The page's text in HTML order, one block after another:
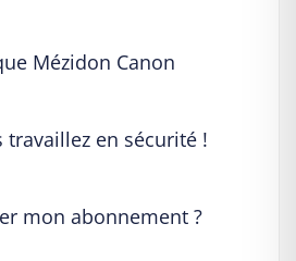
Mézidon Canon
travaillez en sécurité !
mon abonnement ?